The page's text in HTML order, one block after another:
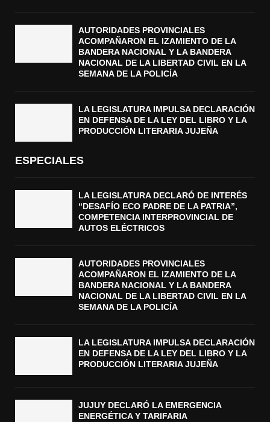
AUTORIDADES PROVINCIALES
ACOMPAÑARON EL IZAMIENTO DE LA
BANDERA NACIONAL Y LA BANDERA
NACIONAL DE LA LIBERTAD CIVIL EN LA
SEMANA DE LA POLICÍA
LA LEGISLATURA IMPULSA DECLARACIÓN
EN DEFENSA DE LA LEY DEL LIBRO Y LA
PRODUCCIÓN LITERARIA JUJEÑA
ESPECIALES
LA LEGISLATURA DECLARÓ DE INTERÉS
“DESAFÍO ECO PADRE DE LA PATRIA”,
COMPETENCIA INTERPROVINCIAL DE
AUTOS ELÉCTRICOS
AUTORIDADES PROVINCIALES
ACOMPAÑARON EL IZAMIENTO DE LA
BANDERA NACIONAL Y LA BANDERA
NACIONAL DE LA LIBERTAD CIVIL EN LA
SEMANA DE LA POLICÍA
LA LEGISLATURA IMPULSA DECLARACIÓN
EN DEFENSA DE LA LEY DEL LIBRO Y LA
PRODUCCIÓN LITERARIA JUJEÑA
JUJUY DECLARÓ LA EMERGENCIA
ENERGÉTICA Y TARIFARIA